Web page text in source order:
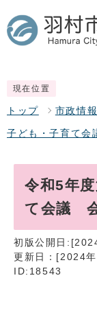
現在位置
トップ 市政情報
子ども・子育て会
令和5年
て会議
初版公開日
更新日：[2024
ID:18543